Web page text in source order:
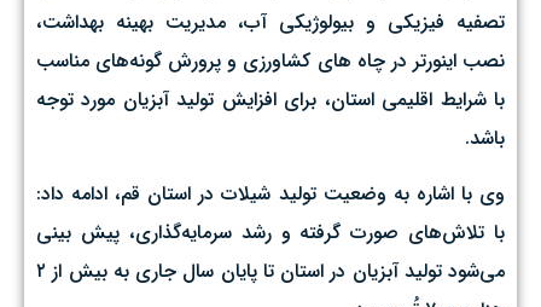
تصفیه فیزیکی و بیولوژیکی آب، مدیریت بهینه بهداشت،
نصب اینورتر در چاه های کشاورزی و پرورش گونه‌های مناسب
با شرایط اقلیمی استان، برای افزایش تولید آبزیان مورد توجه
باشد.
وی با اشاره به وضعیت تولید شیلات در استان قم، ادامه داد:
با تلاش‌های صورت گرفته و رشد سرمایه‌گذاری، پیش بینی
می‌شود تولید آبزیان در استان تا پایان سال جاری به بیش از ۲